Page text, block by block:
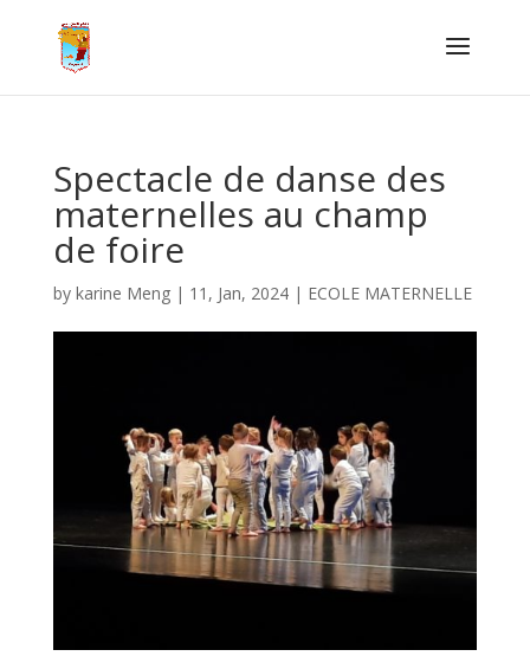
Spectacle de danse des
maternelles au champ
de foire
by karine Meng| 11, Jan, 2024| ECOLE MATERNELLE